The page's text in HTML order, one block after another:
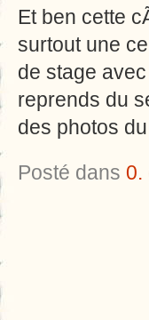
Et ben cette
surtout une
de stage
reprends du
des photos
Posté dans 0.